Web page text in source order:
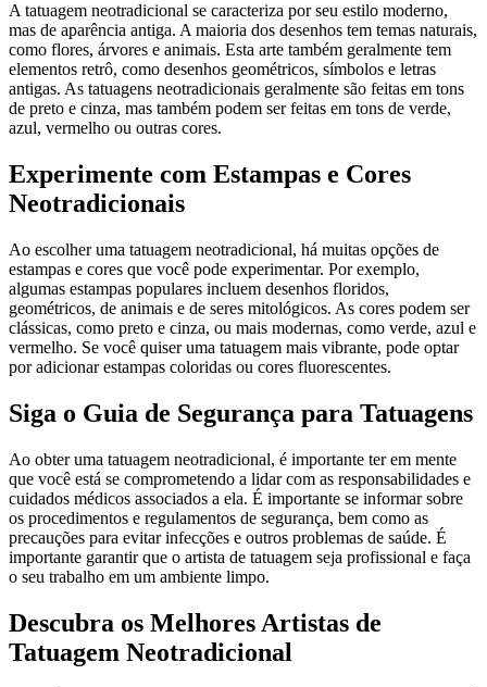
A tatuagem neotradicional se caracteriza por seu estilo moderno,
mas de aparência antiga. A maioria dos desenhos tem temas naturais,
como flores, árvores e animais. Esta arte também geralmente tem
elementos retrô, como desenhos geométricos, símbolos e letras
antigas. As tatuagens neotradicionais geralmente são feitas em tons
de preto e cinza, mas também podem ser feitas em tons de verde,
azul, vermelho ou outras cores.
Experimente com Estampas e Cores
Neotradicionais
Ao escolher uma tatuagem neotradicional, há muitas opções de
estampas e cores que você pode experimentar. Por exemplo,
algumas estampas populares incluem desenhos floridos,
geométricos, de animais e de seres mitológicos. As cores podem ser
clássicas, como preto e cinza, ou mais modernas, como verde, azul e
vermelho. Se você quiser uma tatuagem mais vibrante, pode optar
por adicionar estampas coloridas ou cores fluorescentes.
Siga o Guia de Segurança para Tatuagens
Ao obter uma tatuagem neotradicional, é importante ter em mente
que você está se comprometendo a lidar com as responsabilidades e
cuidados médicos associados a ela. É importante se informar sobre
os procedimentos e regulamentos de segurança, bem como as
precauções para evitar infecções e outros problemas de saúde. É
importante garantir que o artista de tatuagem seja profissional e faça
o seu trabalho em um ambiente limpo.
Descubra os Melhores Artistas de
Tatuagem Neotradicional